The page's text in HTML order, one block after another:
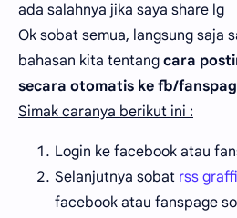
ada salahnya jika saya share lg
Ok sobat semua, langsung saja
bahasan kita tentang cara
secara otomatis ke fb/
Simak caranya berikut ini :
Login ke facebook atau
Selanjutnya sobat rss
facebook atau fanspage